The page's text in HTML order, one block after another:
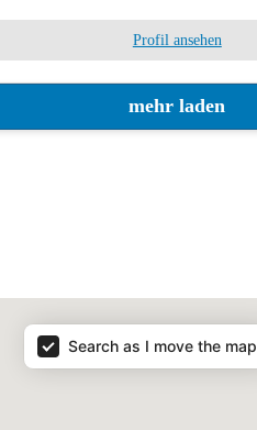
Profil ansehen
mehr laden
Search as I move the map